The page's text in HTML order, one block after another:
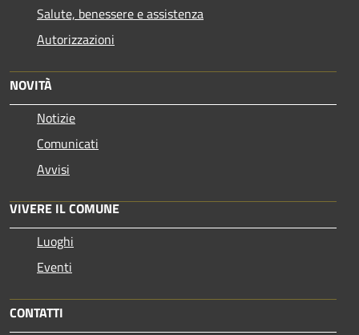
Salute, benessere e assistenza
Autorizzazioni
NOVITÀ
Notizie
Comunicati
Avvisi
VIVERE IL COMUNE
Luoghi
Eventi
CONTATTI